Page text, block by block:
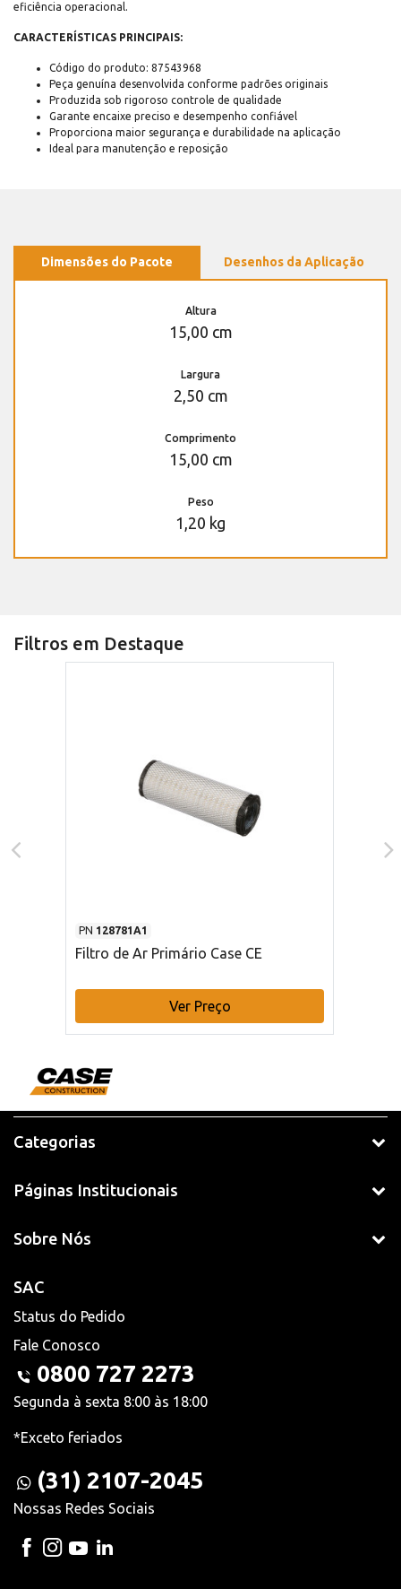
eficiência operacional.
CARACTERÍSTICAS PRINCIPAIS:
Código do produto: 87543968
Peça genuína desenvolvida conforme padrões originais
Produzida sob rigoroso controle de qualidade
Garante encaixe preciso e desempenho confiável
Proporciona maior segurança e durabilidade na aplicação
Ideal para manutenção e reposição
Dimensões do Pacote Desenhos da Aplicação
Altura
15,00 cm
Largura
2,50 cm
Comprimento
15,00 cm
Peso
1,20 kg
Filtros em Destaque
PN 128781A1
Filtro de Ar Primário Case CE
Ver Preço
Categorias
Páginas Institucionais
Sobre Nós
SAC
Status do Pedido
Fale Conosco
0800 727 2273
Segunda à sexta 8:00 às 18:00
*Exceto feriados
(31) 2107-2045
Nossas Redes Sociais